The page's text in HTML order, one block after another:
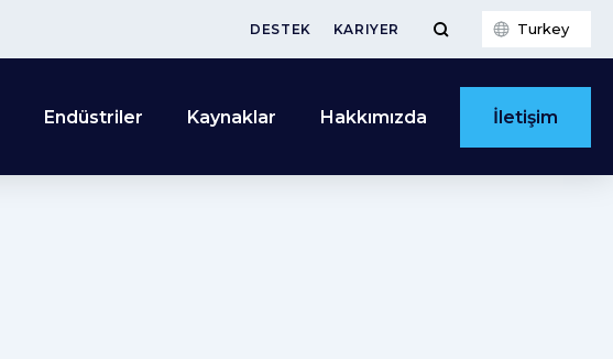
DESTEK KARIYER Turkey
Endüstriler Kaynaklar Hakkımızda İletişim